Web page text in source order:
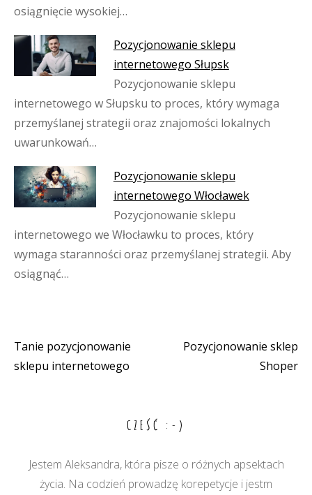
osiągnięcie wysokiej…
Pozycjonowanie sklepu
internetowego Słupsk
Pozycjonowanie sklepu
internetowego w Słupsku to proces, który wymaga
przemyślanej strategii oraz znajomości lokalnych
uwarunkowań…
Pozycjonowanie sklepu
internetowego Włocławek
Pozycjonowanie sklepu
internetowego we Włocławku to proces, który
wymaga staranności oraz przemyślanej strategii. Aby
osiągnąć…
Nawigacja
Tanie pozycjonowanie
sklepu internetowego
Pozycjonowanie sklep
Shoper
CZEŚĆ :-)
Jestem Aleksandra, która pisze o różnych apsektach
życia. Na codzień prowadzę korepetycje i jestm